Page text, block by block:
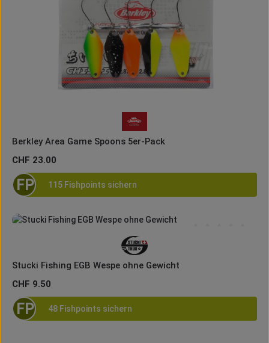
Berkley Area Game Spoons 5er-Pack
Regulärer Preis:
CHF 23.00
FP 115 Fishpoints sichern
Stucki Fishing EGB Wespe ohne Gewicht
Regulärer Preis:
CHF 9.50
FP 48 Fishpoints sichern